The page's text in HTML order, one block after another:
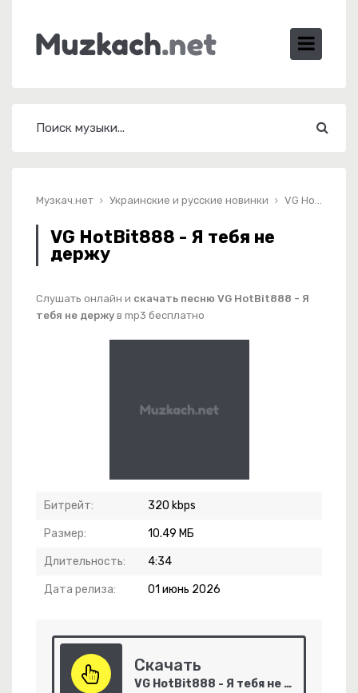
Музкач.нет Украинские и русские новинки VG HotBit888 - Я тебя не держу
VG HotBit888 - Я тебя не
держу
Слушать онлайн и скачать песню VG HotBit888 - Я
тебя не держу в mp3 бесплатно
Битрейт: 320 kbps
Размер: 10.49 МБ
Длительность: 4:34
Дата релиза: 01 июнь 2026
Скачать
VG HotBit888 - Я тебя не держу
Код 2.0